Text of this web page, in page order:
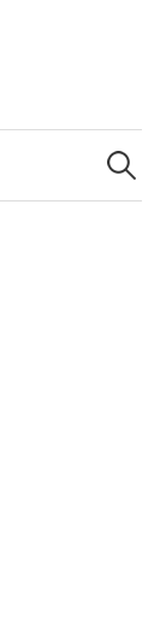
索: